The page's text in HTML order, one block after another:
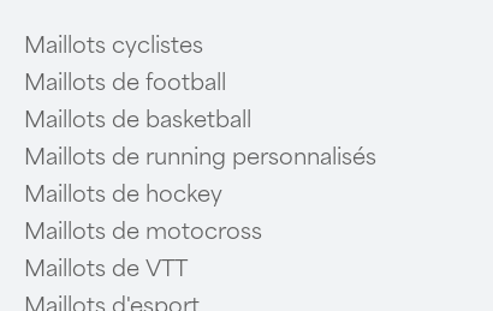
Maillots cyclistes
Maillots de football
Maillots de basketball
Maillots de running personnalisés
Maillots de hockey
Maillots de motocross
Maillots de VTT